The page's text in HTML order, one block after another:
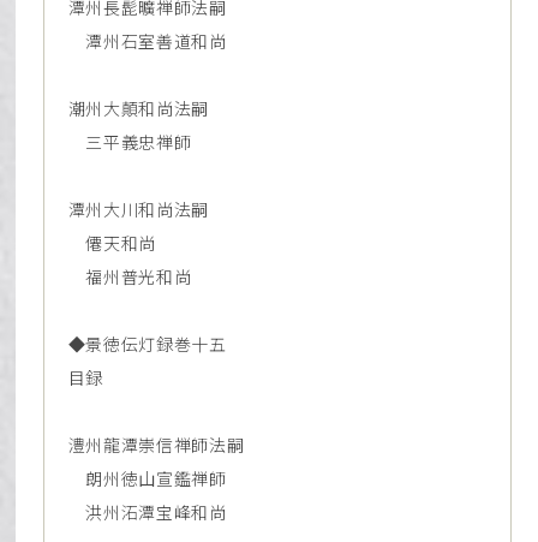
潭州長髭曠禅師法嗣
潭州石室善道和尚
潮州大顛和尚法嗣
三平義忠禅師
潭州大川和尚法嗣
僊天和尚
福州普光和尚
◆景徳伝灯録巻十五
目録
澧州龍潭崇信禅師法嗣
朗州徳山宣鑑禅師
洪州沰潭宝峰和尚